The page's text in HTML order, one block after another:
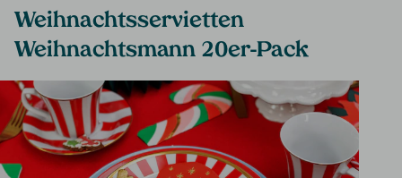
Weihnachtsservietten
Weihnachtsmann 20er-Pack